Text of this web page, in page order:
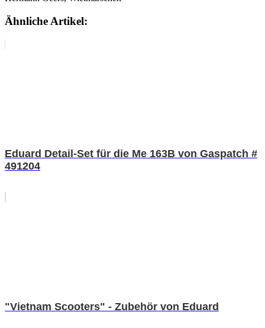
Ähnliche Artikel:
Eduard Detail-Set für die Me 163B von Gaspatch #
491204
"Vietnam Scooters" - Zubehör von Eduard